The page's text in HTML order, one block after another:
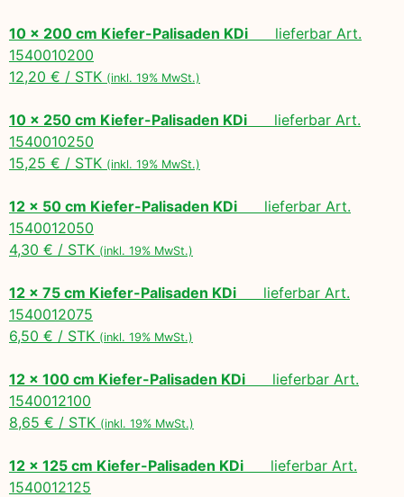
10 x 200 cm Kiefer-Palisaden KDi lieferbar Art.
1540010200
12,20 € / STK (inkl. 19% MwSt.)
10 x 250 cm Kiefer-Palisaden KDi lieferbar Art.
1540010250
15,25 € / STK (inkl. 19% MwSt.)
12 x 50 cm Kiefer-Palisaden KDi lieferbar Art.
1540012050
4,30 € / STK (inkl. 19% MwSt.)
12 x 75 cm Kiefer-Palisaden KDi lieferbar Art.
1540012075
6,50 € / STK (inkl. 19% MwSt.)
12 x 100 cm Kiefer-Palisaden KDi lieferbar Art.
1540012100
8,65 € / STK (inkl. 19% MwSt.)
12 x 125 cm Kiefer-Palisaden KDi lieferbar Art.
1540012125